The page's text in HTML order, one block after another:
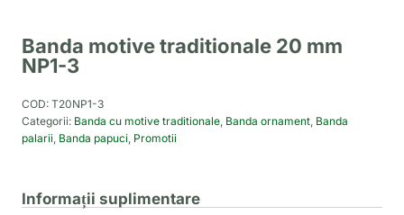
Banda motive traditionale 20 mm
NP1-3
COD: T20NP1-3
Categorii: Banda cu motive traditionale Banda ornament Banda
palarii Banda papuci Promotii
Informații suplimentare